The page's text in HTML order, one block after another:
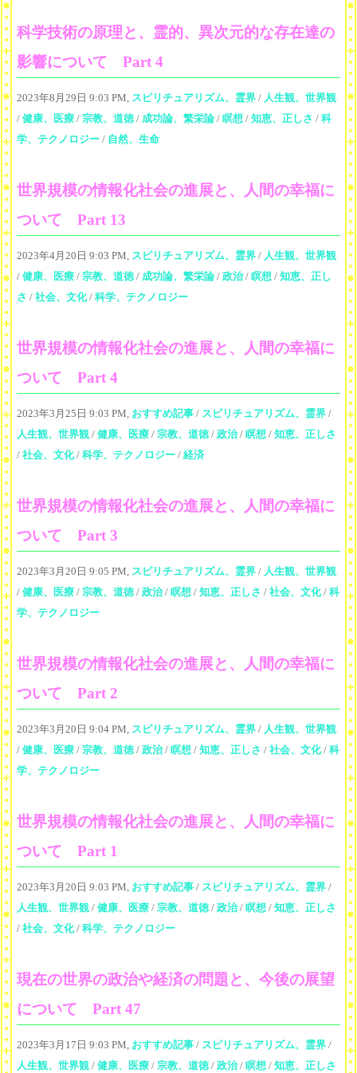
科学技術の原理と、霊的、異次元的な存在達の
影響について Part 4
2023年8月29日 9:03 PM, スピリチュアリズム、霊界 / 人生観、世界観
/ 健康、医療 / 宗教、道徳/ 成功論、繁栄論 / 瞑想 / 知恵、正しさ / 科
学、テクノロジー / 自然、生命
世界規模の情報化社会の進展と、人間の幸福に
ついて Part 13
2023年4月20日 9:03 PM, スピリチュアリズム、霊界 / 人生観、世界観
/ 健康、医療 / 宗教、道徳/ 成功論、繁栄論 / 政治/ 瞑想 / 知恵、正し
さ / 社会、文化/ 科学、テクノロジー
世界規模の情報化社会の進展と、人間の幸福に
ついて Part 4
2023年3月25日 9:03 PM, おすすめ記事 / スピリチュアリズム、霊界 /
人生観、世界観 / 健康、医療 / 宗教、道徳/ 政治/ 瞑想 / 知恵、正しさ
/ 社会、文化/ 科学、テクノロジー / 経済
世界規模の情報化社会の進展と、人間の幸福に
ついて Part 3
2023年3月20日 9:05 PM, スピリチュアリズム、霊界 / 人生観、世界観
/ 健康、医療 / 宗教、道徳/ 政治/ 瞑想 / 知恵、正しさ / 社会、文化/ 科
学、テクノロジー
世界規模の情報化社会の進展と、人間の幸福に
ついて Part 2
2023年3月20日 9:04 PM, スピリチュアリズム、霊界 / 人生観、世界観
/ 健康、医療 / 宗教、道徳/ 政治/ 瞑想 / 知恵、正しさ / 社会、文化/ 科
学、テクノロジー
世界規模の情報化社会の進展と、人間の幸福に
ついて Part 1
2023年3月20日 9:03 PM, おすすめ記事 / スピリチュアリズム、霊界 /
人生観、世界観 / 健康、医療 / 宗教、道徳/ 政治/ 瞑想 / 知恵、正しさ
/ 社会、文化/ 科学、テクノロジー
現在の世界の政治や経済の問題と、今後の展望
について Part 47
2023年3月17日 9:03 PM, おすすめ記事 / スピリチュアリズム、霊界 /
人生観、世界観 / 健康、医療 / 宗教、道徳/ 政治/ 瞑想 / 知恵、正しさ